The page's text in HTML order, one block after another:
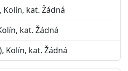
Kolín, kat. Žádná
kat. Žádná
Kolín, kat. Žádná